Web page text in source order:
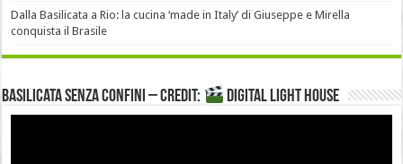
Dalla Basilicata a Rio: la cucina ‘made in Italy’ di Giuseppe e Mirella
conquista il Brasile
Basilicata senza confini – Credit: DIGITAL LIGHT HOUSE